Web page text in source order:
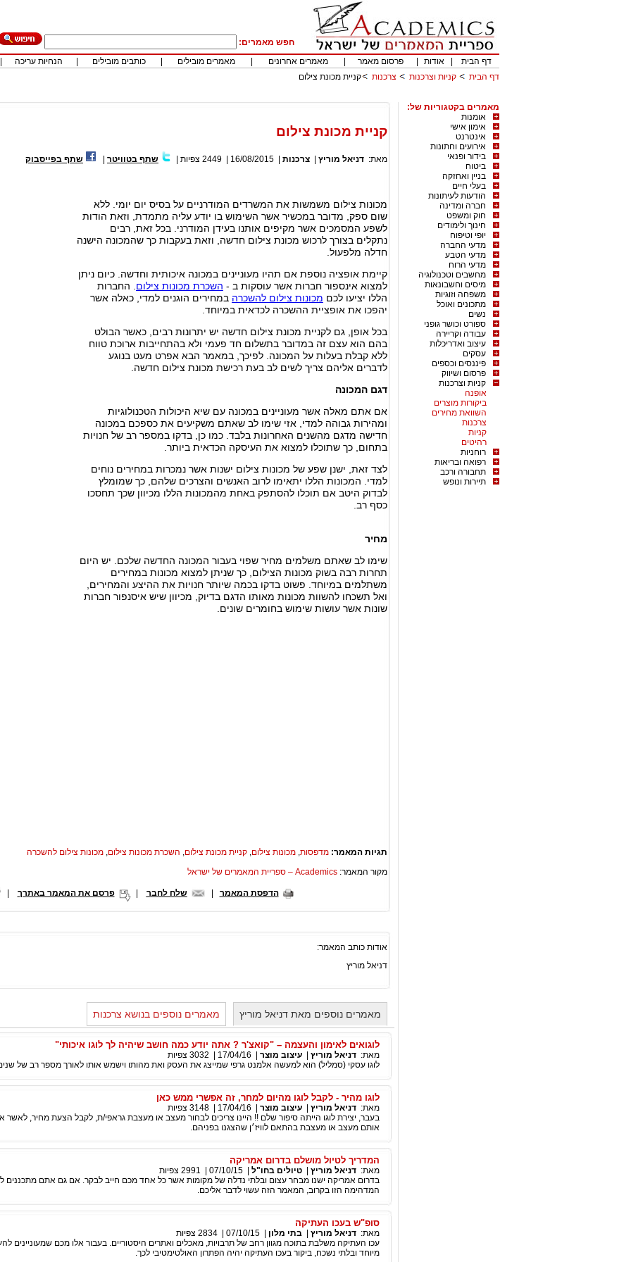
חפש מאמרים:
דף הבית
אודות פרסום מאמר מאמרים אחרונים מאמרים מובילים כותבים מובילים הנחיות עריכה
דף הבית
קניות וצרכנות צרכנות קניית מכונת צילום
מאמרים בקטגוריות של:
אומנות
אימון אישי
אינטרנט
אירועים וחתונות
בידור ופנאי
ביטוח
בניין ואחזקה
בעלי חיים
הודעות לעיתונות
חברה ומדינה
חוק ומשפט
חינוך ולימודים
יופי וטיפוח
מדעי החברה
מדעי הטבע
מדעי הרוח
מחשבים וטכנולוגיה
מיסים וחשבונאות
משפחה וזוגיות
מתכונים ואוכל
נשים
ספורט וכושר גופני
עבודה וקריירה
עיצוב ואדריכלות
עסקים
פיננסים וכספים
פרסום ושיווק
קניות וצרכנות
אופנה
ביקורות מוצרים
השוואת מחירים
צרכנות
קניות
רהיטים
רוחניות
רפואה ובריאות
תחבורה ורכב
תיירות ונופש
קניית מכונת צילום
מאת: דניאל מוריץ צרכנות 16/08/2015
2449 צפיות שתף בטוויטר שתף בפייסבוק
מכונות צילום משמשות את המשרדים המודרניים על בסיס יום יומי. ללא
שום ספק, מדובר במכשיר אשר השימוש בו יודע עליה מתמדת, וזאת הודות
לשפע המסמכים אשר מקיפים אותנו בעידן המודרני. בכל זאת, רבים
נתקלים בצורך לרכוש מכונת צילום חדשה, וזאת בעקבות כך שהמכונה הישנה
חדלה מלפעול.
קיימת אופציה נוספת אם תהיו מעוניינים במכונה איכותית וחדשה. כיום ניתן
למצוא אינספור חברות אשר עוסקות ב - השכרת מכונות צילום . החברות
הללו יציעו לכם מכונות צילום להשכרה במחירים הוגנים למדי, כאלה אשר
יהפכו את אופציית ההשכרה לכדאית במיוחד.
בכל אופן, גם לקניית מכונת צילום חדשה יש יתרונות רבים, כאשר הבולט
בהם הוא עצם זה במדובר בתשלום חד פעמי ולא בהתחייבות ארוכת טווח
ללא קבלת בעלות על המכונה. לפיכך, במאמר הבא אפרט מעט בנוגע
לדברים אליהם צריך לשים לב בעת רכישת מכונת צילום חדשה.
דגם המכונה
אם אתם מאלה אשר מעוניינים במכונה עם שיא היכולות הטכנולוגיות
ומהירות גבוהה למדי, אזי שימו לב שאתם משקיעים את כספכם במכונה
חדישה מדגם מהשנים האחרונות בלבד. כמו כן, בדקו במספר רב של חנויות
בתחום, כך שתוכלו למצוא את העיסקה הכדאית ביותר.
לצד זאת, ישנן שפע של מכונות צילום ישנות אשר נמכרות במחירים נוחים
למדי. המכונות הללו יתאימו לרוב האנשים והצרכים שלהם, כך שמומלץ
לבדוק היטב אם תוכלו להסתפק באחת מהמכונות הללו מכיוון שכך תחסכו
כסף רב.
מחיר
שימו לב שאתם משלמים מחיר שפוי בעבור המכונה החדשה שלכם. יש היום
תחרות רבה בשוק מכונות הצילום, כך שניתן למצוא מכונות במחירים
משתלמים במיוחד. פשוט בדקו בכמה שיותר חנויות את ההיצע והמחירים,
ואל תשכחו להשוות מכונות מאותו הדגם בדיוק, מכיוון שיש איסנפור חברות
שונות אשר עושות שימוש בחומרים שונים.
תגיות המאמר: מדפסות, מכונות צילום, קניית מכונת צילום, השכרת מכונות צילום, מכונות צילום להשכרה
מקור המאמר: Academics – ספריית המאמרים של ישראל
הדפסת המאמר שלח לחבר פרסם את המאמר באתרך |
אודות כותב המאמר:
דניאל מוריץ
מאמרים נוספים מאת דניאל מוריץ מאמרים נוספים בנושא צרכנות
לוגואים לאימון והעצמה – "קואצ'ר ? אתה יודע כמה חושב שיהיה לך לוגו איכותי"
מאת: דניאל מוריץ עיצוב מוצר 17/04/16
3032 צפיות
לוגו עסקי (סמליל) הוא למעשה אלמנט גרפי שמייצג את העסק ואת מהותו וישמש אותו לאורך מספר רב של
לוגו מהיר - לקבל לוגו מהיום למחר, זה אפשרי ממש כאן
מאת: דניאל מוריץ עיצוב מוצר 17/04/16
3148 צפיות
בעבר, יצירת לוגו הייתה סיפור שלם !! היינו צריכים לבחור מעצב או מעצבת גראפי/ת, לקבל הצעת מחיר, לאשר
אותם מעצב או מעצבת בהתאם לוויז׳ן שהצגנו בפניהם.
המדריך לטיול מושלם בדרום אמריקה
מאת: דניאל מוריץ טיולים בחו"ל 07/10/15
2991 צפיות
בדרום אמריקה ישנו מבחר עצום ובלתי נדלה של מקומות אשר כל אחד מכם חייב לבקר. אם גם אתם מתכננים
המדהימה הזו בקרוב, המאמר הזה עשוי לדבר אליכם.
סופ"ש בעכו העתיקה
מאת: דניאל מוריץ בתי מלון 07/10/15
2834 צפיות
עכו העתיקה משלבת בתוכה מגוון רחב של תרבויות, מאכלים ואתרים היסטוריים. בעבור אלו מכם שמעוניינים
מיוחד ובלתי נשכח, ביקור בעכו העתיקה יהיה הפתרון האולטימטיבי לכך.